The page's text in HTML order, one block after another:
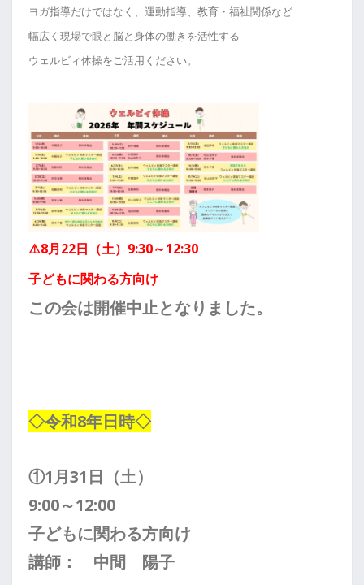
ヨガ指導だけではなく、運動指導、教育・福祉関係など
幅広く現場で眼と脳と身体の働きを活性する
ウェルビィ体操をご活用ください。
⚠️8月22日（土） 9:30～12:30
子どもに関わる方向け
この会は開催中止となりました。
◇令和8年日時◇
①1月31日（土）
9:00～12:00
子どもに関わる方向け
講師： 中間 陽子